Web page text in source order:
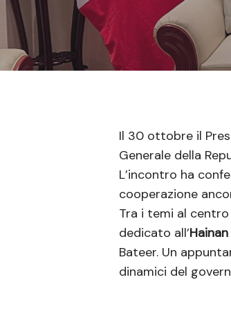
Il 30 ottobre il
Generale della
L’incontro ha
cooperazione
Tra i temi al
dedicato all’
Bateer. Un
dinamici del